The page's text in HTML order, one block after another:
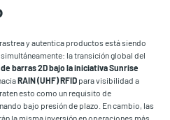
y autentica productos está siendo
la transición global del
barras 2D bajo la iniciativa Sunrise
RAIN (UHF) RFID para visibilidad a
esto como un requisito de
bajo presión de plazo. En cambio, las
la misma inversión en operaciones más